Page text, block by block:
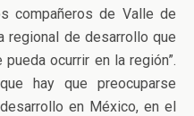
compañeros de Valle de
regional de desarrollo que
ocurrir en la región”.
hay que preocuparse
en México, en el